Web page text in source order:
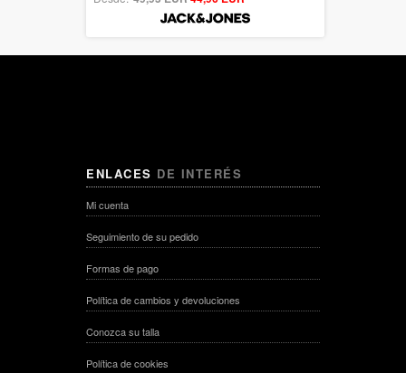
ENLACES DE INTERÉS
Mi cuenta
Seguimiento de su pedido
Formas de pago
Política de cambios y devoluciones
Conozca su talla
Política de cookies